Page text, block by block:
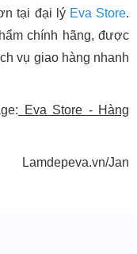
tại đại lý Eva Store.
chính hãng, được
vụ giao hàng nhanh
Eva Store - Hàng
Lamdepeva.vn/Jan